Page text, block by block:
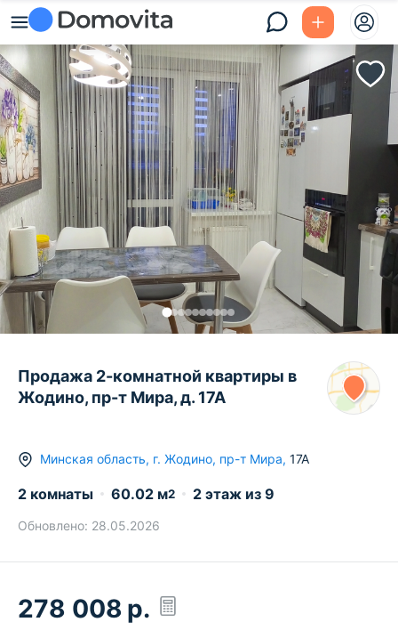
Продажа 2-комнатной квартиры в
Жодино, пр-т Мира, д. 17А
Минская область, г. Жодино, пр-т Мира, 17А
2 комнаты 60.02 м2 2 этаж из 9
Обновлено: 28.05.2026
278 008 р.